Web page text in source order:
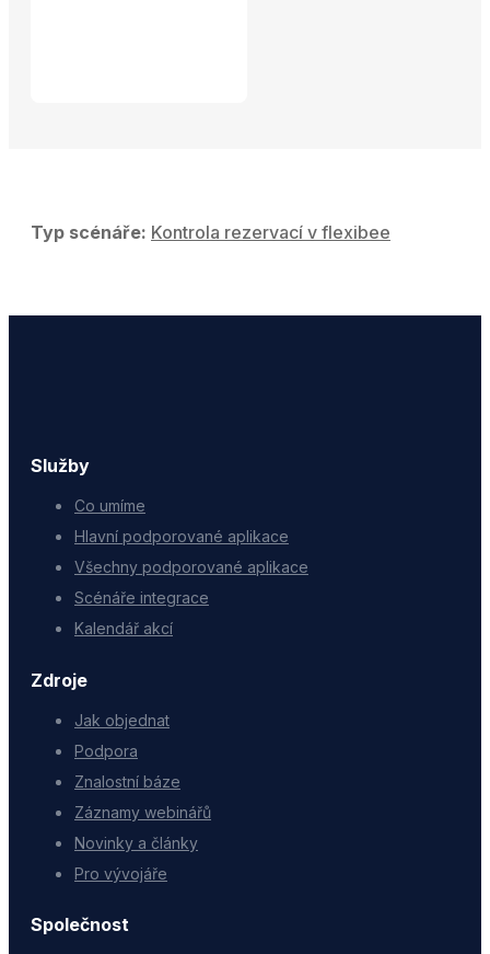
Typ scénáře: Kontrola rezervací v flexibee
Služby
Co umíme
Hlavní podporované aplikace
Všechny podporované aplikace
Scénáře integrace
Kalendář akcí
Zdroje
Jak objednat
Podpora
Znalostní báze
Záznamy webinářů
Novinky a články
Pro vývojáře
Společnost